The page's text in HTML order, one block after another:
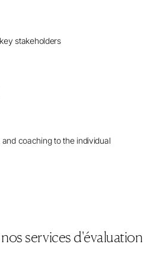
stakeholders
coaching to the individual
services d'évaluation